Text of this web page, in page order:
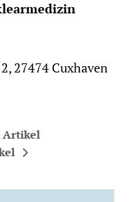
27474 Cuxhaven
Artikel